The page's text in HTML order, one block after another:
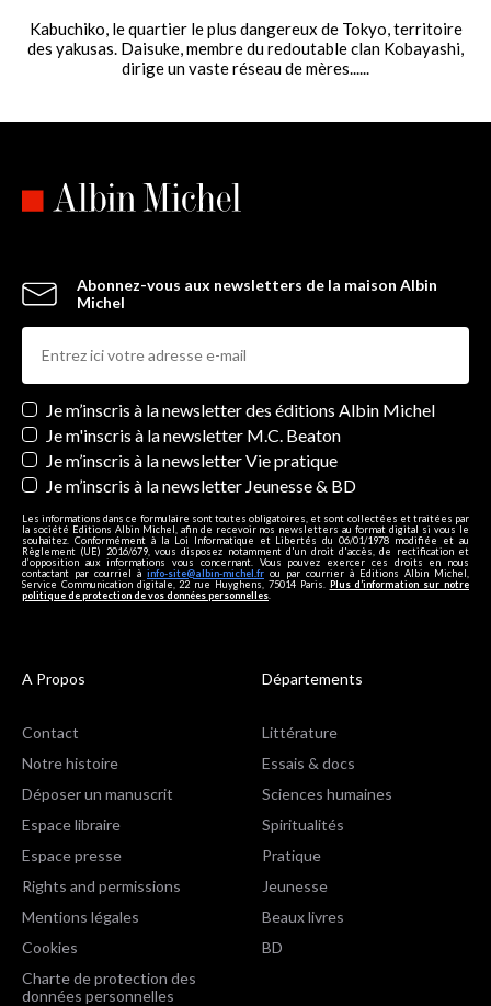
Kabuchiko, le quartier le plus dangereux de Tokyo, territoire
des yakusas. Daisuke, membre du redoutable clan Kobayashi,
dirige un vaste réseau de mères......
Abonnez-vous aux newsletters de la maison Albin
Michel
Newsletters
Je m’inscris à la newsletter des éditions Albin Michel
Je m'inscris à la newsletter M.C. Beaton
Je m’inscris à la newsletter Vie pratique
Je m’inscris à la newsletter Jeunesse & BD
Les informations dans ce formulaire sont toutes obligatoires, et sont collectées et traitées par
la société Editions Albin Michel, afin de recevoir nos newsletters au format digital si vous le
souhaitez. Conformément à la Loi Informatique et Libertés du 06/01/1978 modifiée et au
Règlement (UE) 2016/679, vous disposez notamment d'un droit d'accès, de rectification et
d’opposition aux informations vous concernant. Vous pouvez exercer ces droits en nous
contactant par courriel à info-site@albin-michel.fr ou par courrier à Editions Albin Michel,
Service Communication digitale, 22 rue Huyghens, 75014 Paris. Plus d’information sur notre
politique de protection de vos données personnelles
A Propos
Contact
Notre histoire
Déposer un manuscrit
Espace libraire
Espace presse
Rights and permissions
Mentions légales
Cookies
Charte de protection des
données personnelles
Départements
Littérature
Essais & docs
Sciences humaines
Spiritualités
Pratique
Jeunesse
Beaux livres
BD